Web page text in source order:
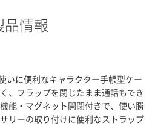
品情報
いに便利なキャラクター手帳型ケー
、フラップを閉じたまま通話もでき
能・マグネット開閉付きで、使い勝
リーの取り付けに便利なストラップ